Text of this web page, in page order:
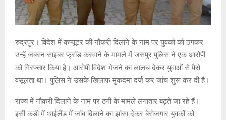
रुद्रपुर। विदेश में कंप्यूटर की नौकरी दिलाने के नाम पर युवकों को ठगकर
उन्हें जबरन साइबर फ्रॉड करवाने के मामले में जसपुर पुलिस ने एक आरोपी
को गिरफ्तार किया है। आरोपी विदेश भेजने का लालच देकर युवाओं से पैसे
वसूलता था। पुलिस ने उसके खिलाफ मुकदमा दर्ज कर जांच शुरू कर दी है।
राज्य में नौकरी दिलाने के नाम पर ठगी के मामले लगातार बढ़ते जा रहे हैं।
इसी कड़ी में थाईलैंड में जॉब दिलाने का झांसा देकर बेरोजगार युवकों को